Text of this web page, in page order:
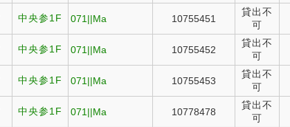
中央参1F 071||Ma 10755451
貸出不
可
中央参1F 071||Ma 10755452
貸出不
可
中央参1F 071||Ma 10755453
貸出不
可
中央参1F 071||Ma 10778478
貸出不
可